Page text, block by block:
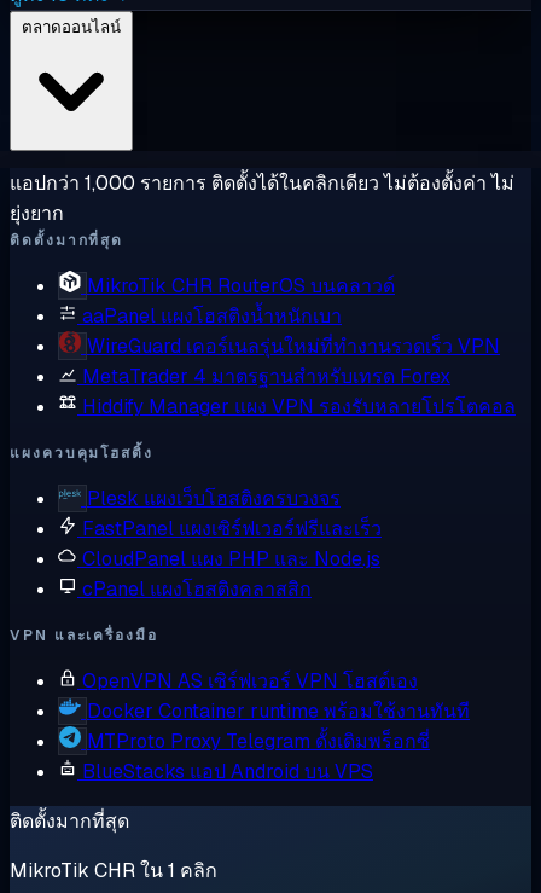
แอปกว่า 1,000 รายการ ติดตั้งได้ในคลิกเดียว ไม่ต้องตั้งค่า ไม่
ยุ่งยาก
ติดตั้งมากที่สุด
MikroTik CHR RouterOS บนคลาวด์
aaPanel แผงโฮสติงน้ำหนักเบา
WireGuard เคอร์เนลรุ่นใหม่ที่ทำงานรวดเร็ว VPN
MetaTrader 4 มาตรฐานสำหรับเทรด Forex
Hiddify Manager แผง VPN รองรับหลายโปรโตคอล
แผงควบคุมโฮสติ้ง
Plesk แผงเว็บโฮสติงครบวงจร
FastPanel แผงเซิร์ฟเวอร์ฟรีและเร็ว
CloudPanel แผง PHP และ Node.js
cPanel แผงโฮสติงคลาสสิก
VPN และเครื่องมือ
OpenVPN AS เซิร์ฟเวอร์ VPN โฮสต์เอง
Docker Container runtime พร้อมใช้งานทันที
MTProto Proxy Telegram ดั้งเดิมพร็อกซี่
BlueStacks แอป Android บน VPS
ติดตั้งมากที่สุด
MikroTik CHR ใน 1 คลิก